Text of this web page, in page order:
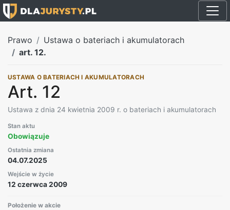
Prawo
Ustawa o bateriach i akumulatorach
art. 12.
USTAWA O BATERIACH I AKUMULATORACH
Art. 12
Ustawa z dnia 24 kwietnia 2009 r. o bateriach i akumulatorach
Stan aktu
Obowiązuje
Ostatnia zmiana
04.07.2025
Wejście w życie
12 czerwca 2009
Położenie w akcie